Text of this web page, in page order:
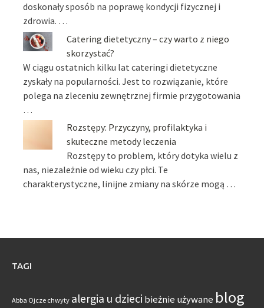
doskonały sposób na poprawę kondycji fizycznej i
zdrowia. …
Catering dietetyczny – czy warto z niego
skorzystać?
W ciągu ostatnich kilku lat cateringi dietetyczne
zyskały na popularności. Jest to rozwiązanie, które
polega na zleceniu zewnętrznej firmie przygotowania
…
Rozstępy: Przyczyny, profilaktyka i
skuteczne metody leczenia
Rozstępy to problem, który dotyka wielu z
nas, niezależnie od wieku czy płci. Te
charakterystyczne, linijne zmiany na skórze mogą …
TAGI
Abba Ojcze chwyty alergia u dzieci bieżnie używane blog